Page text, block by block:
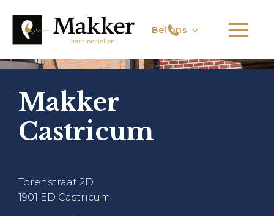
Bel ons
Makker
Castricum
Torenstraat 2D
1901 ED Castricum